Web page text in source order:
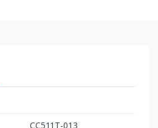
CC511T-013